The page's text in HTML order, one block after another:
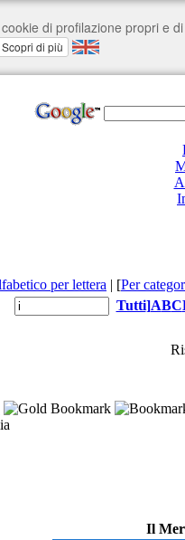
per lettera | [Per
Tutti]ABC
Il